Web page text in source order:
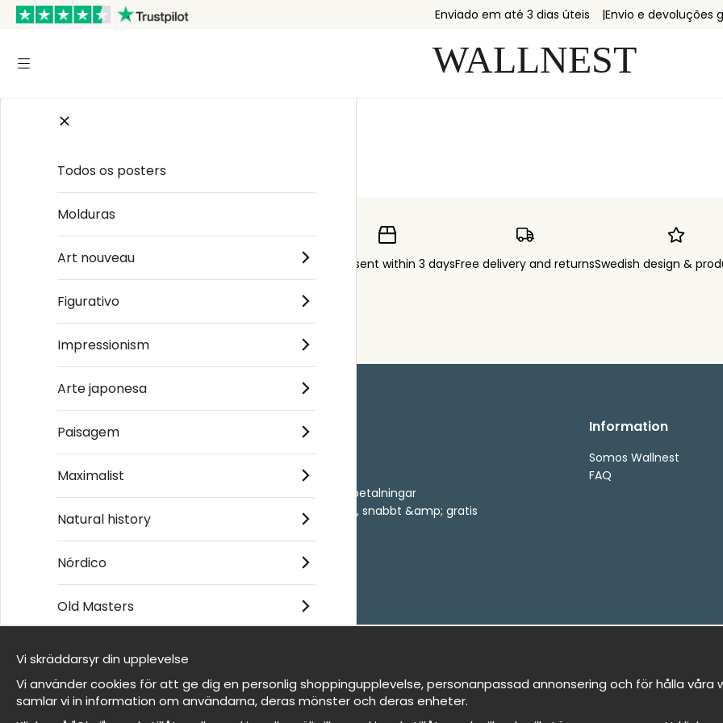
Enviado em até 3 dias úteis Envio e devoluções
Order sent within 3 daysFree delivery and returnsSwedish design &
Kontakta oss
- Returer och återbetalningar
- Leverans - enkelt, snabbt &amp; gratis
Om cookies
Mina favoriter
Information
Somos Wallnest
FAQ
Et harum quidem rerum facilis est et expedita
Todos os posters
Molduras
Art nouveau
Figurativo
Impressionism
Arte japonesa
Paisagem
Maximalist
Natural history
Nórdico
Old Masters
Somos Wallnest
FAQ
Vi skräddarsyr din upplevelse
Vi använder cookies för att ge dig en personlig shoppingupplevelse, personanpassad annonsering och för hålla
samlar vi in information om användarna, deras mönster och deras enheter.